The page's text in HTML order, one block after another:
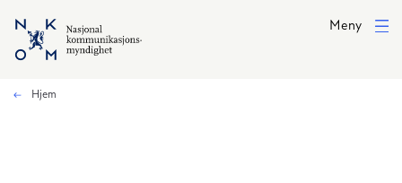
Hopp til hovedinnhold
Meny
Hjem